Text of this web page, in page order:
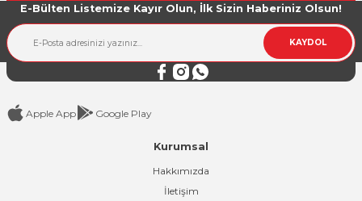
Ürün bilgilerinde hatalar bulunuyor.
E-Bülten Listemize Kayır Olun, İlk Sizin Haberiniz Olsun!
KAYDOL
Apple App Google Play
Kurumsal
Hakkımızda
İletişim